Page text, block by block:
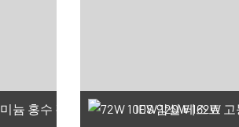
IES 암실 테스트